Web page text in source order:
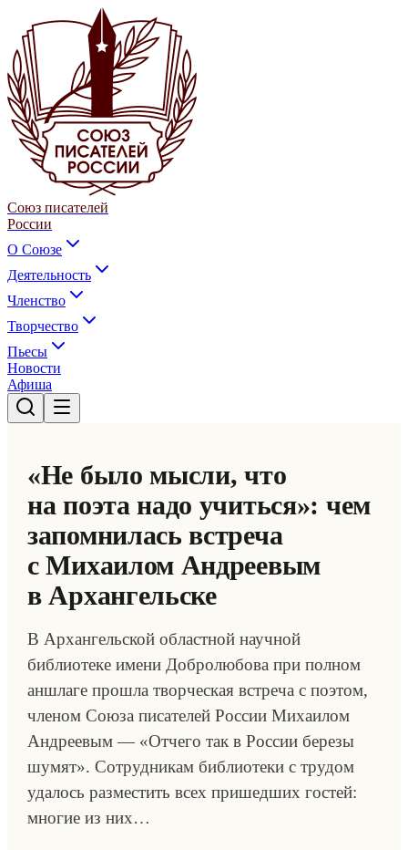
Союз писателей
России
О Союзе
Деятельность
Членство
Творчество
Пьесы
Новости
Афиша
«Не было мысли, что
на поэта надо учиться»: чем
запомнилась встреча
с Михаилом Андреевым
в Архангельске
В Архангельской областной научной
библиотеке имени Добролюбова при полном
аншлаге прошла творческая встреча с поэтом,
членом Союза писателей России Михаилом
Андреевым — «Отчего так в России березы
шумят». Сотрудникам библиотеки с трудом
удалось разместить всех пришедших гостей:
многие из них…